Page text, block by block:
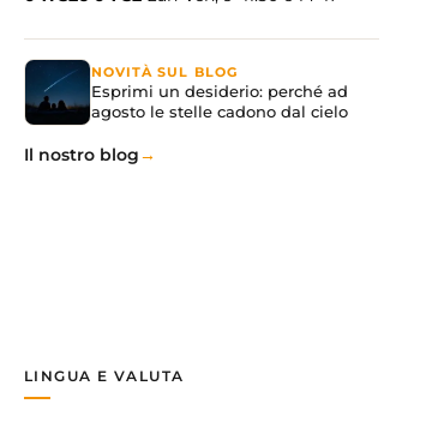
NOVITÀ SUL BLOG
Esprimi un desiderio: perché ad
agosto le stelle cadono dal cielo
Il nostro blog
LINGUA E VALUTA